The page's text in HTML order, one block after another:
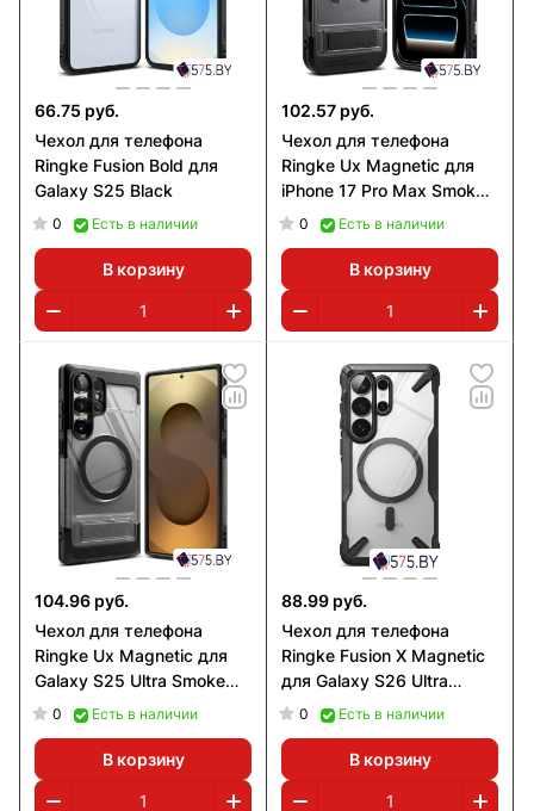
66.75 руб.
Чехол для телефона
Ringke Fusion Bold для
Galaxy S25 Black
0 Есть в наличии
В корзину
102.57 руб.
Чехол для телефона
Ringke Ux Magnetic для
iPhone 17 Pro Max Smoke
Black
0 Есть в наличии
В корзину
104.96 руб.
Чехол для телефона
Ringke Ux Magnetic для
Galaxy S25 Ultra Smoke
Black
0 Есть в наличии
В корзину
88.99 руб.
Чехол для телефона
Ringke Fusion X Magnetic
для Galaxy S26 Ultra
(Black)
0 Есть в наличии
В корзину